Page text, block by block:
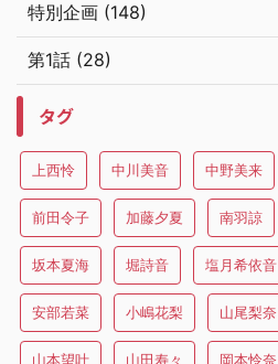
特別企画 (148)
第1話 (28)
タグ
上西怜 中川美音 中野美来
前田令子 加藤夕夏 南羽諒
坂本夏海 堀詩音 塩月希依音
安部若菜 小嶋花梨 山尾梨奈
山本望叶 山田寿々 岡本怜奈